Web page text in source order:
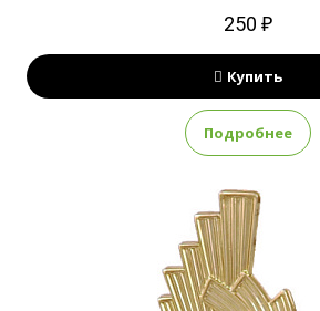
250 ₽
Купить
Подробнее